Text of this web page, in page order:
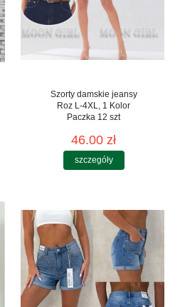
Szorty damskie jeansy
Roz L-4XL, 1 Kolor
Paczka 12 szt
46.00 zł
szczegóły